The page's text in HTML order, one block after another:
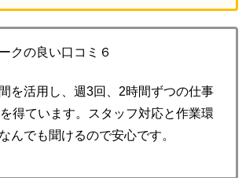
クの良い口コミ６
を活用し、週3回、2時間ずつの仕事
得ています。スタッフ対応と作業環
んでも聞けるので安心です。